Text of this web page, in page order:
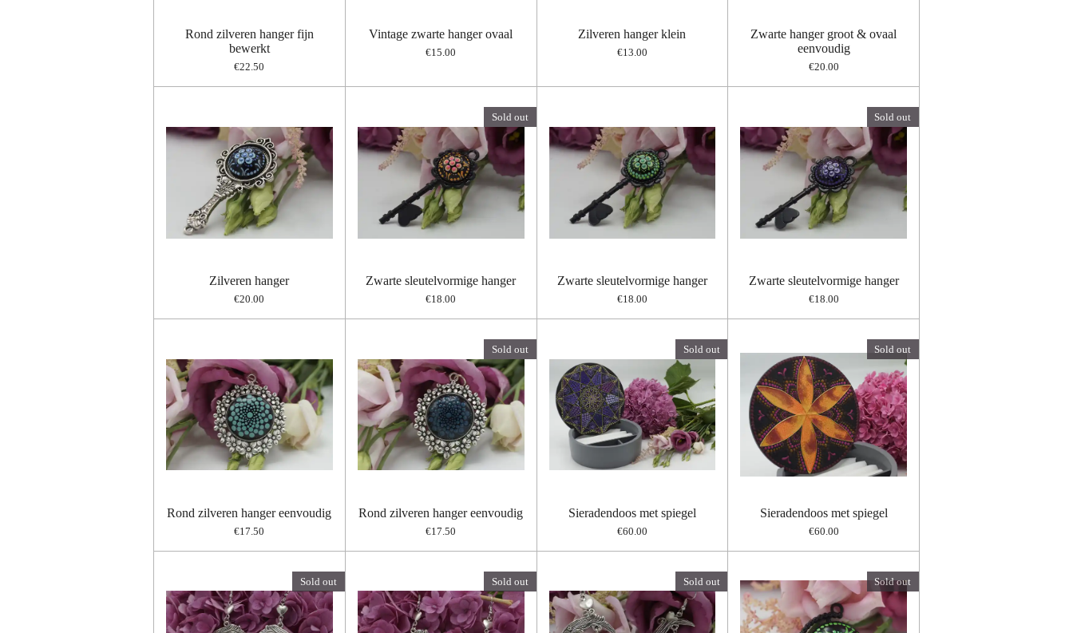
Rond zilveren hanger fijn
bewerkt
€22.50
Vintage zwarte hanger ovaal
€15.00
Zilveren hanger klein
€13.00
Zwarte hanger groot & ovaal
eenvoudig
€20.00
Zilveren hanger
€20.00
Sold out
Zwarte sleutelvormige hanger
€18.00
Zwarte sleutelvormige hanger
€18.00
Sold out
Zwarte sleutelvormige hanger
€18.00
Rond zilveren hanger eenvoudig
€17.50
Sold out
Rond zilveren hanger eenvoudig
€17.50
Sold out
Sieradendoos met spiegel
€60.00
Sold out
Sieradendoos met spiegel
€60.00
Sold out Sold out Sold out Sold out